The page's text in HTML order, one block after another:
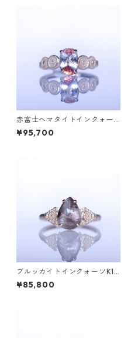
赤富士ヘマタイトインクォー
ツK10リング DAHMA(ダーマ)
[D052]
¥95,700
ブルッカイトインクォーツK10
リング MALWA (マルワ)[M24
4]
¥85,800